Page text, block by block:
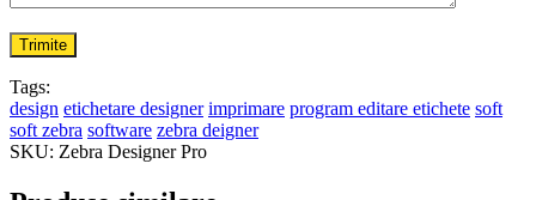
Tags:
design etichetare designer imprimare program editare etichete soft
soft zebra software zebra deigner
SKU: Zebra Designer Pro